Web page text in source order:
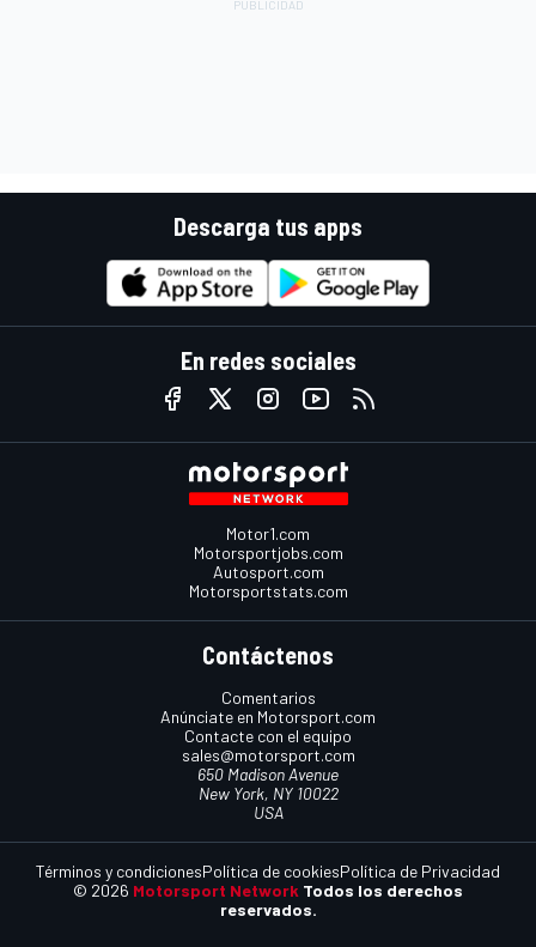
Descarga tus apps
En redes sociales
Motor1.com
Motorsportjobs.com
Autosport.com
Motorsportstats.com
Contáctenos
Comentarios
Anúnciate en Motorsport.com
Contacte con el equipo
sales@motorsport.com
650 Madison Avenue
New York, NY 10022
USA
© 2026 Motorsport Network Todos los derechos
reservados.
Términos y condicionesPolítica de cookiesPolítica de Privacidad